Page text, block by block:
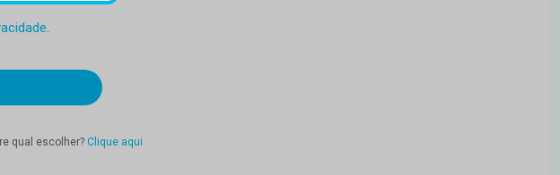
.
qual escolher? Clique aqui